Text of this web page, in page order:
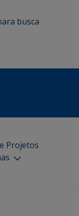
busca
Projetos